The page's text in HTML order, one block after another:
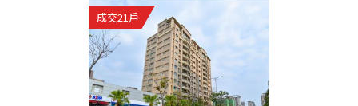
成交21戶